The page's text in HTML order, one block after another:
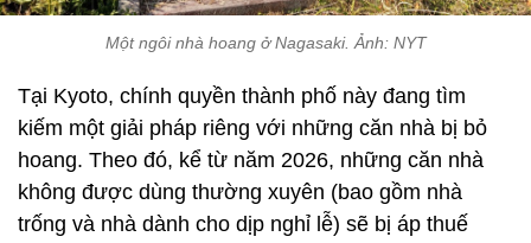
Một ngôi nhà hoang ở Nagasaki. Ảnh: NYT
Tại Kyoto, chính quyền thành phố này đang tìm
kiếm một giải pháp riêng với những căn nhà bị bỏ
hoang. Theo đó, kể từ năm 2026, những căn nhà
không được dùng thường xuyên (bao gồm nhà
trống và nhà dành cho dịp nghỉ lễ) sẽ bị áp thuế